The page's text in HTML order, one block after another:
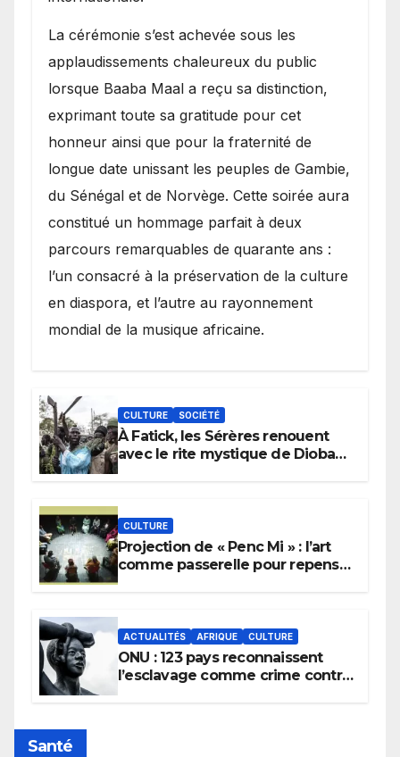
​La cérémonie s’est achevée sous les
applaudissements chaleureux du public
lorsque Baaba Maal a reçu sa distinction,
exprimant toute sa gratitude pour cet
honneur ainsi que pour la fraternité de
longue date unissant les peuples de Gambie,
du Sénégal et de Norvège. Cette soirée aura
constitué un hommage parfait à deux
parcours remarquables de quarante ans :
l’un consacré à la préservation de la culture
en diaspora, et l’autre au rayonnement
mondial de la musique africaine.
CULTURE SOCIÉTÉ
À Fatick, les Sérères renouent
avec le rite mystique de Diobaye
CULTURE
Projection de « Penc Mi » : l’art
comme passerelle pour repenser
ACTUALITÉS AFRIQUE CULTURE
ONU : 123 pays reconnaissent
l’esclavage comme crime contre
Santé